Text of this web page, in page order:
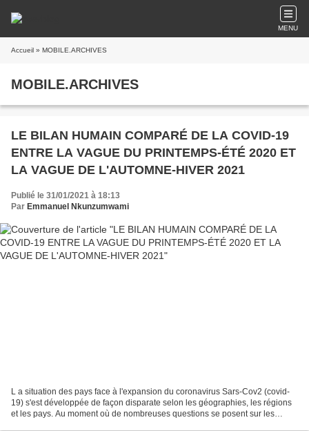
MENU
Accueil » MOBILE.ARCHIVES
MOBILE.ARCHIVES
LE BILAN HUMAIN COMPARÉ DE LA COVID-19
ENTRE LA VAGUE DU PRINTEMPS-ÉTÉ 2020 ET
LA VAGUE DE L'AUTOMNE-HIVER 2021
Publié le 31/01/2021 à 18:13
Par Emmanuel Nkunzumwami
L a situation des pays face à l'expansion du coronavirus Sars-Cov2 (covid-
19) s'est développée de façon disparate selon les géographies, les régions
et les pays. Au moment où de nombreuses questions se posent sur les